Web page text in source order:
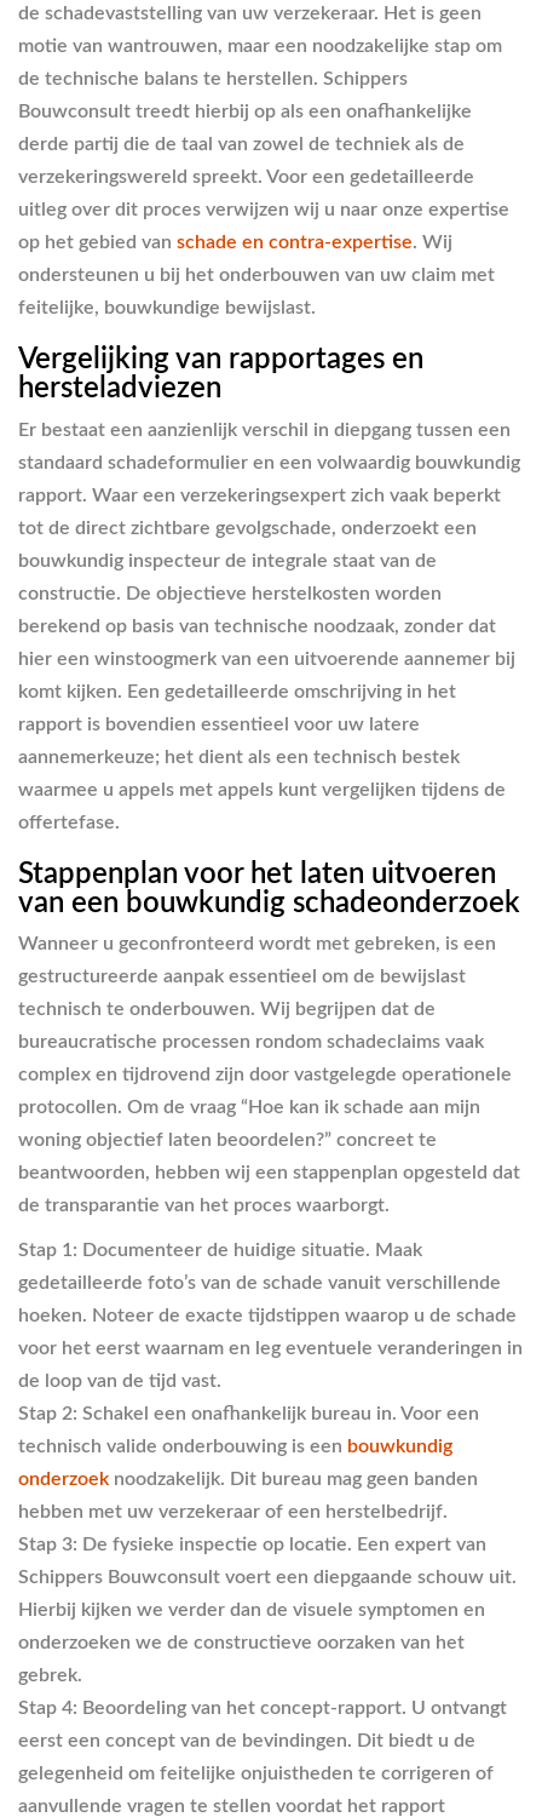
de schadevaststelling van uw verzekeraar. Het is geen
motie van wantrouwen, maar een noodzakelijke stap om
de technische balans te herstellen. Schippers
Bouwconsult treedt hierbij op als een onafhankelijke
derde partij die de taal van zowel de techniek als de
verzekeringswereld spreekt. Voor een gedetailleerde
uitleg over dit proces verwijzen wij u naar onze expertise
op het gebied van schade en contra-expertise. Wij
ondersteunen u bij het onderbouwen van uw claim met
feitelijke, bouwkundige bewijslast.
Vergelijking van rapportages en
hersteladviezen
Er bestaat een aanzienlijk verschil in diepgang tussen een
standaard schadeformulier en een volwaardig bouwkundig
rapport. Waar een verzekeringsexpert zich vaak beperkt
tot de direct zichtbare gevolgschade, onderzoekt een
bouwkundig inspecteur de integrale staat van de
constructie. De objectieve herstelkosten worden
berekend op basis van technische noodzaak, zonder dat
hier een winstoogmerk van een uitvoerende aannemer bij
komt kijken. Een gedetailleerde omschrijving in het
rapport is bovendien essentieel voor uw latere
aannemerkeuze; het dient als een technisch bestek
waarmee u appels met appels kunt vergelijken tijdens de
offertefase.
Stappenplan voor het laten uitvoeren
van een bouwkundig schadeonderzoek
Wanneer u geconfronteerd wordt met gebreken, is een
gestructureerde aanpak essentieel om de bewijslast
technisch te onderbouwen. Wij begrijpen dat de
bureaucratische processen rondom schadeclaims vaak
complex en tijdrovend zijn door vastgelegde operationele
protocollen. Om de vraag “Hoe kan ik schade aan mijn
woning objectief laten beoordelen?” concreet te
beantwoorden, hebben wij een stappenplan opgesteld dat
de transparantie van het proces waarborgt.
Stap 1: Documenteer de huidige situatie. Maak
gedetailleerde foto’s van de schade vanuit verschillende
hoeken. Noteer de exacte tijdstippen waarop u de schade
voor het eerst waarnam en leg eventuele veranderingen in
de loop van de tijd vast.
Stap 2: Schakel een onafhankelijk bureau in. Voor een
technisch valide onderbouwing is een bouwkundig
onderzoek noodzakelijk. Dit bureau mag geen banden
hebben met uw verzekeraar of een herstelbedrijf.
Stap 3: De fysieke inspectie op locatie. Een expert van
Schippers Bouwconsult voert een diepgaande schouw uit.
Hierbij kijken we verder dan de visuele symptomen en
onderzoeken we de constructieve oorzaken van het
gebrek.
Stap 4: Beoordeling van het concept-rapport. U ontvangt
eerst een concept van de bevindingen. Dit biedt u de
gelegenheid om feitelijke onjuistheden te corrigeren of
aanvullende vragen te stellen voordat het rapport